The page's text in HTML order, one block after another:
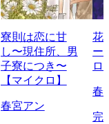
寮則は恋に甘
し〜現住所、男
子寮につき〜
【マイクロ】
春宮アン
花
ー
ロ
春
完